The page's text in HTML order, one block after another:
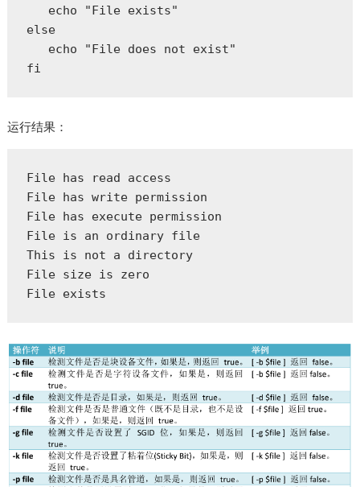
   echo "File exists"
else
   echo "File does not exist"
fi
运行结果：
File has read access
File has write permission
File has execute permission
File is an ordinary file
This is not a directory
File size is zero
File exists